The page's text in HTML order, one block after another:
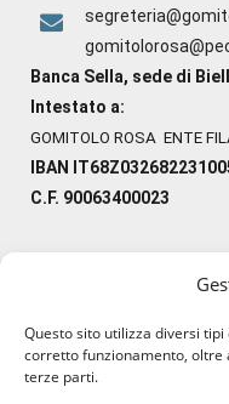
Questo sito utilizza diversi
corretto funzionamento, oltre
terze parti.
Banca Sella, sede di
Intestato a:
GOMITOLO ROSA ENTE
IBAN
C.F. 90063400023